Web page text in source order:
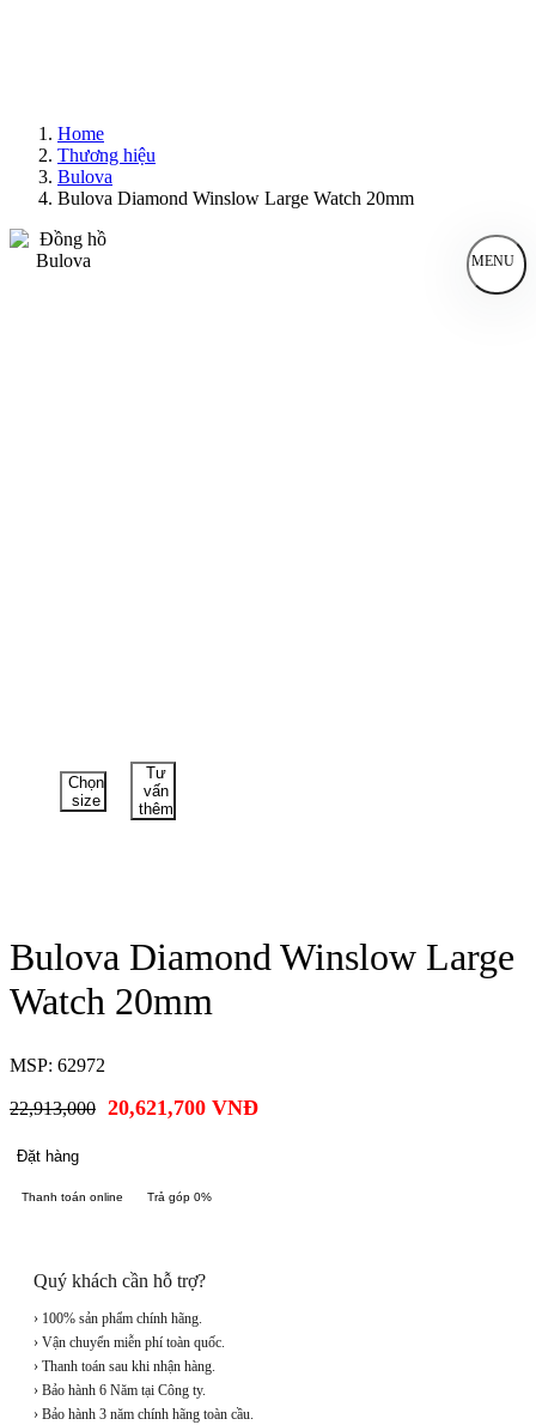
Home
Thương hiệu
Bulova
Bulova Diamond Winslow Large Watch 20mm
MENU
Chọn
size
Tư
vấn
thêm
Bulova Diamond Winslow Large
Watch 20mm
MSP: 62972
22,913,000 20,621,700 VNĐ
Đặt hàng
Thanh toán online Trả góp 0%
Quý khách cần hỗ trợ?
› 100% sản phẩm chính hãng.
› Vận chuyển miễn phí toàn quốc.
› Thanh toán sau khi nhận hàng.
› Bảo hành 6 Năm tại Công ty.
› Bảo hành 3 năm chính hãng toàn cầu.